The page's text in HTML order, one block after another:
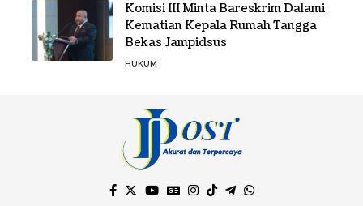
Komisi III Minta Bareskrim Dalami
Kematian Kepala Rumah Tangga
Bekas Jampidsus
HUKUM